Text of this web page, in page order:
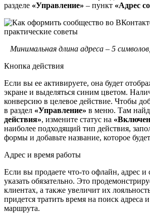
разделе «Управление» – пункт «Адрес
Минимальная длина адреса – 5
Кнопка действия
Если вы ее активируете, она будет
экране и выделяться синим цветом.
конверсию в целевое действие. Чтобы
в раздел «Управление» в меню. Там
действия», измените статус на
наиболее подходящий тип действия,
формы и добавьте название, которое
Адрес и время работы
Если вы продаете что-то офлайн, адрес
указать обязательно. Это
клиентах, а также увеличит их
придется тратить время на поиск адреса
маршрута.